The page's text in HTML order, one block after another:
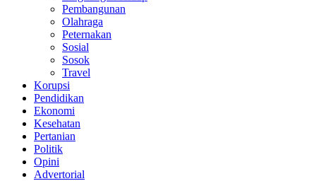
Pembangunan
Olahraga
Peternakan
Sosial
Sosok
Travel
Korupsi
Pendidikan
Ekonomi
Kesehatan
Pertanian
Politik
Opini
Advertorial